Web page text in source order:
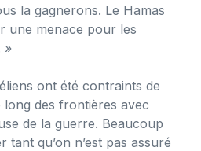
la gagnerons. Le Hamas
une menace pour les
»
ont été contraints de
des frontières avec
de la guerre. Beaucoup
qu’on n’est pas assuré